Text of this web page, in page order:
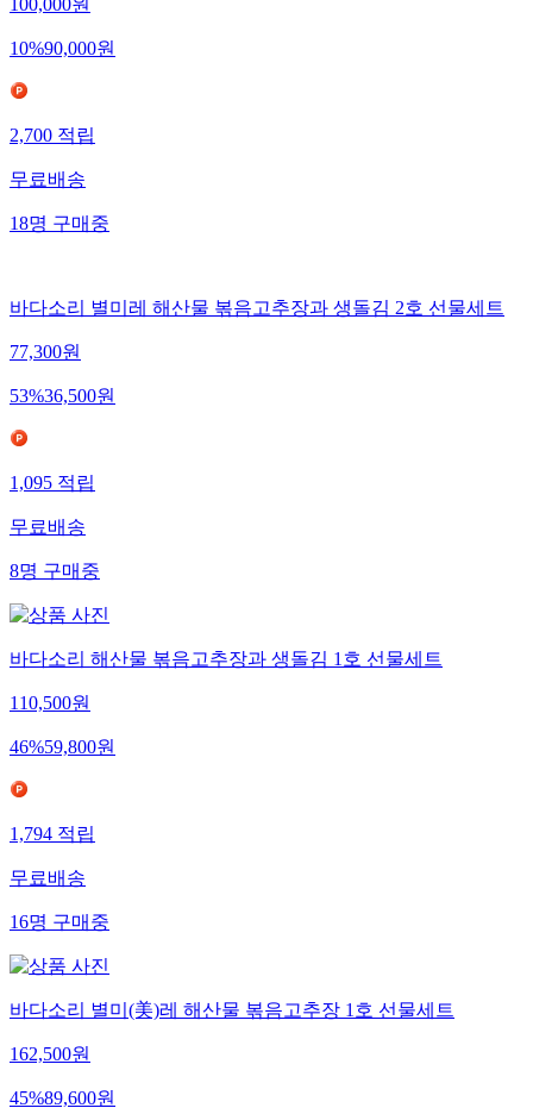
100,000원
10%90,000원
2,700적립
무료배송
18명구매중
바다소리 별미레 해산물 볶음고추장과 생돌김 2호 선물세트
77,300원
53%36,500원
1,095적립
무료배송
8명구매중
바다소리 해산물 볶음고추장과 생돌김 1호 선물세트
110,500원
46%59,800원
1,794적립
무료배송
16명구매중
바다소리 별미(美)레 해산물 볶음고추장 1호 선물세트
162,500원